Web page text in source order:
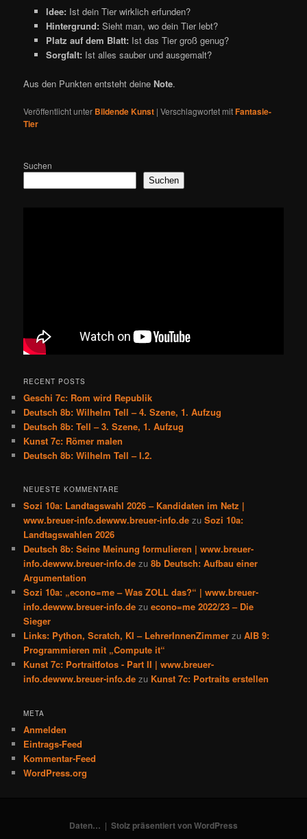
Idee: Ist dein Tier wirklich erfunden?
Hintergrund: Sieht man, wo dein Tier lebt?
Platz auf dem Blatt: Ist das Tier groß genug?
Sorgfalt: Ist alles sauber und ausgemalt?
Aus den Punkten entsteht deine Note.
Veröffentlicht unter Bildende Kunst |Verschlagwortet mitFantasie-
Tier
Suchen
Suchen
RECENT POSTS
Geschi 7c: Rom wird Republik
Deutsch 8b: Wilhelm Tell – 4. Szene, 1. Aufzug
Deutsch 8b: Tell – 3. Szene, 1. Aufzug
Kunst 7c: Römer malen
Deutsch 8b: Wilhelm Tell – I.2.
NEUESTE KOMMENTARE
Sozi 10a: Landtagswahl 2026 – Kandidaten im Netz |
www.breuer-info.dewww.breuer-info.de zuSozi 10a:
Landtagswahlen 2026
Deutsch 8b: Seine Meinung formulieren | www.breuer-
info.dewww.breuer-info.de zu8b Deutsch: Aufbau einer
Argumentation
Sozi 10a: „econo=me – Was ZOLL das?“ | www.breuer-
info.dewww.breuer-info.de zuecono=me 2022/23 – Die
Sieger
Links: Python, Scratch, KI – LehrerInnenZimmer zuAIB 9:
Programmieren mit „Compute it“
Kunst 7c: Portraitfotos - Part II | www.breuer-
info.dewww.breuer-info.de zu Kunst 7c: Portraits erstellen
META
Anmelden
Eintrags-Feed
Kommentar-Feed
WordPress.org
Daten… Stolz präsentiert von WordPress